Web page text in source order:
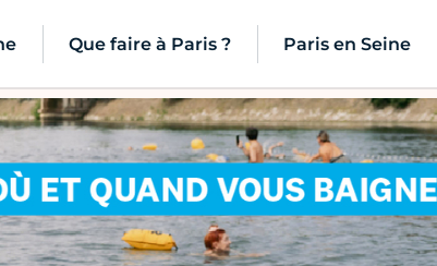
Que faire à Paris ? Paris en Seine